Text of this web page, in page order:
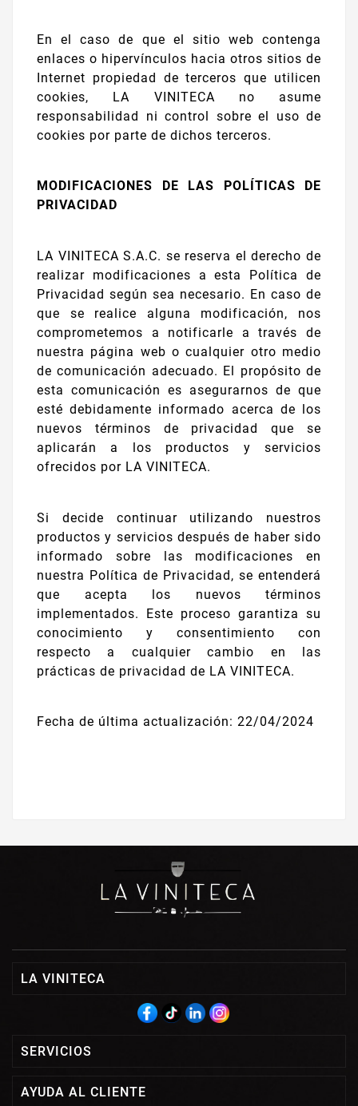
En el caso de que el sitio web contenga
enlaces o hipervínculos hacia otros sitios de
Internet propiedad de terceros que utilicen
cookies, LA VINITECA no asume
responsabilidad ni control sobre el uso de
cookies por parte de dichos terceros.
MODIFICACIONES DE LAS POLÍTICAS DE
PRIVACIDAD
LA VINITECA S.A.C. se reserva el derecho de
realizar modificaciones a esta Política de
Privacidad según sea necesario. En caso de
que se realice alguna modificación, nos
comprometemos a notificarle a través de
nuestra página web o cualquier otro medio
de comunicación adecuado. El propósito de
esta comunicación es asegurarnos de que
esté debidamente informado acerca de los
nuevos términos de privacidad que se
aplicarán a los productos y servicios
ofrecidos por LA VINITECA.
Si decide continuar utilizando nuestros
productos y servicios después de haber sido
informado sobre las modificaciones en
nuestra Política de Privacidad, se entenderá
que acepta los nuevos términos
implementados. Este proceso garantiza su
conocimiento y consentimiento con
respecto a cualquier cambio en las
prácticas de privacidad de LA VINITECA.
Fecha de última actualización: 22/04/2024
LA VINITECA
SERVICIOS
AYUDA AL CLIENTE